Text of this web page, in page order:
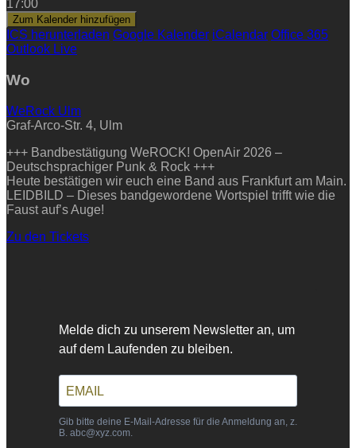
17:00
Zum Kalender hinzufügen
ICS herunterladen Google Kalender iCalendar Office 365
Outlook Live
Wo
WeRock Ulm
Graf-Arco-Str. 4, Ulm
+++ Bandbestätigung WeROCK! OpenAir 2026 –
Deutschsprachiger Punk & Rock +++
Heute bestätigen wir euch eine Band aus Frankfurt am Main.
LEIDBILD – Dieses bandgewordene Wortspiel trifft wie die
Faust auf’s Auge!
Zu den Tickets